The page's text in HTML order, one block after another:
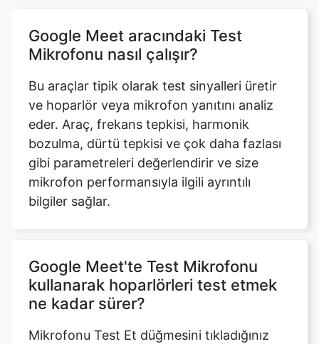
Google Meet aracındaki Test
Mikrofonu nasıl çalışır?
Bu araçlar tipik olarak test sinyalleri üretir
ve hoparlör veya mikrofon yanıtını analiz
eder. Araç, frekans tepkisi, harmonik
bozulma, dürtü tepkisi ve çok daha fazlası
gibi parametreleri değerlendirir ve size
mikrofon performansıyla ilgili ayrıntılı
bilgiler sağlar.
Google Meet'te Test Mikrofonu
kullanarak hoparlörleri test etmek
ne kadar sürer?
Mikrofonu Test Et düğmesini tıkladığınız